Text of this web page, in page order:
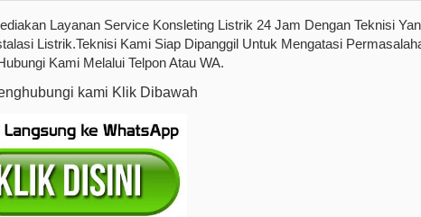
Layanan Service Konsleting Listrik 24 Jam Dengan Teknisi
Listrik.Teknisi Kami Siap Dipanggil Untuk Mengatasi
Kami Melalui Telpon Atau WA.
kami Klik Dibawah